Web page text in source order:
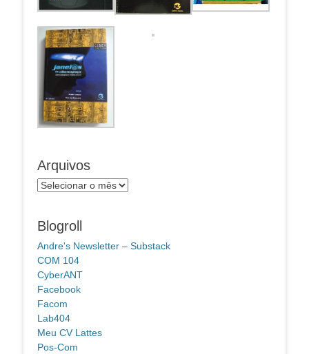
Arquivos
Arquivos
Blogroll
Andre's Newsletter – Substack
COM 104
CyberANT
Facebook
Facom
Lab404
Meu CV Lattes
Pos-Com